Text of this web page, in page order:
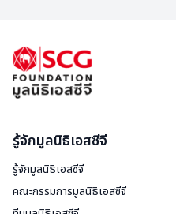
รู้จักมูลนิธิเอสซีจี
รู้จักมูลนิธิเอสซีจี
คณะกรรมการมูลนิธิเอสซีจี